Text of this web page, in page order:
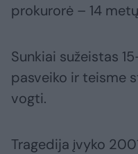
prokurorė – 14
Sunkiai sužeistas
pasveiko ir teisme
vogti.
Tragedija įvyko